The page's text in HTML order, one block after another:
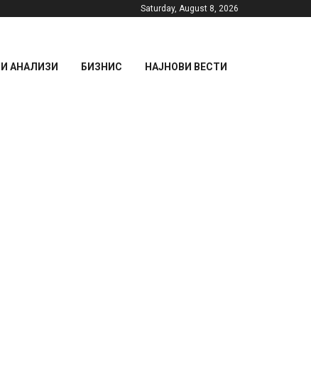
Saturday, August 8, 2026
АНАЛИЗИ БИЗНИС НАЈНОВИ ВЕСТИ